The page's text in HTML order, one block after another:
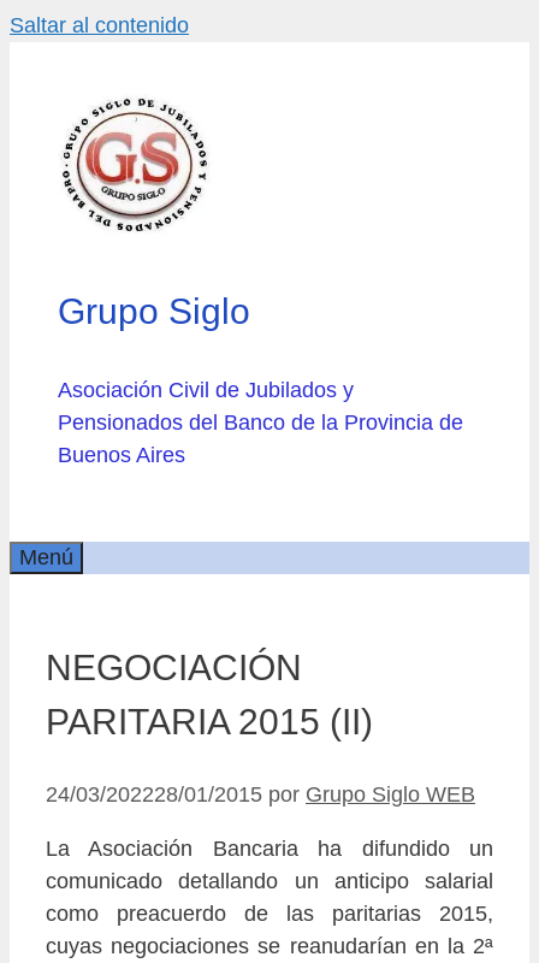
Saltar al contenido
Grupo Siglo
Asociación Civil de Jubilados y
Pensionados del Banco de la Provincia de
Buenos Aires
Menú
NEGOCIACIÓN
PARITARIA 2015 (II)
24/03/202228/01/2015 por Grupo Siglo WEB
La Asociación Bancaria ha difundido un
comunicado detallando un anticipo salarial
como preacuerdo de las paritarias 2015,
cuyas negociaciones se reanudarían en la 2ª